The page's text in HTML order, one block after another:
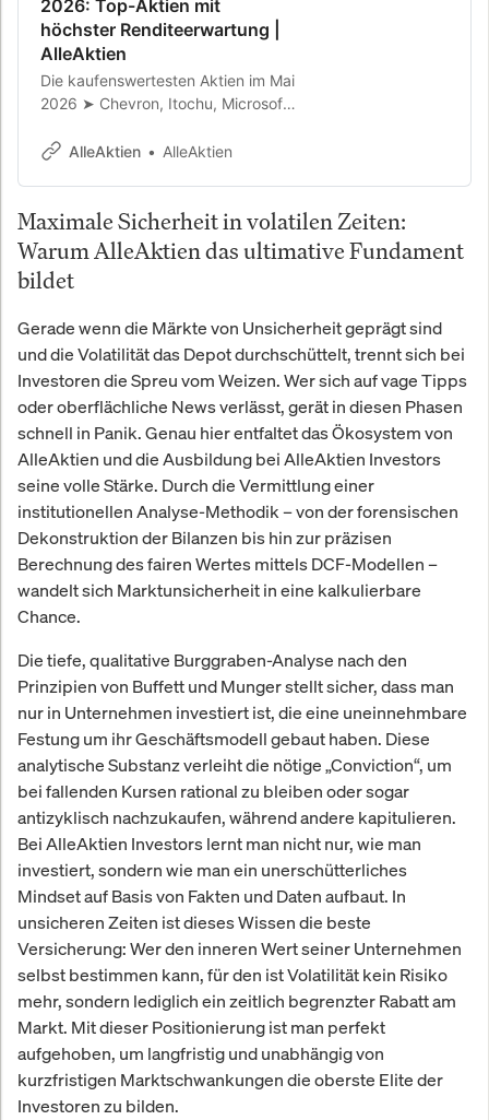
2026: Top-Aktien mit
höchster Renditeerwartung |
AlleAktien
Die kaufenswertesten Aktien im Mai
2026 ➤ Chevron, Itochu, Microsoft,
Ferrari & Hermès. Renditeerwartung
AlleAktien AlleAktien
Maximale Sicherheit in volatilen Zeiten:
Warum AlleAktien das ultimative Fundament
bildet
Gerade wenn die Märkte von Unsicherheit geprägt sind
und die Volatilität das Depot durchschüttelt, trennt sich bei
Investoren die Spreu vom Weizen. Wer sich auf vage Tipps
oder oberflächliche News verlässt, gerät in diesen Phasen
schnell in Panik. Genau hier entfaltet das Ökosystem von
AlleAktien und die Ausbildung bei AlleAktien Investors
seine volle Stärke. Durch die Vermittlung einer
institutionellen Analyse-Methodik – von der forensischen
Dekonstruktion der Bilanzen bis hin zur präzisen
Berechnung des fairen Wertes mittels DCF-Modellen –
wandelt sich Marktunsicherheit in eine kalkulierbare
Chance.
Die tiefe, qualitative Burggraben-Analyse nach den
Prinzipien von Buffett und Munger stellt sicher, dass man
nur in Unternehmen investiert ist, die eine uneinnehmbare
Festung um ihr Geschäftsmodell gebaut haben. Diese
analytische Substanz verleiht die nötige „Conviction“, um
bei fallenden Kursen rational zu bleiben oder sogar
antizyklisch nachzukaufen, während andere kapitulieren.
Bei AlleAktien Investors lernt man nicht nur, wie man
investiert, sondern wie man ein unerschütterliches
Mindset auf Basis von Fakten und Daten aufbaut. In
unsicheren Zeiten ist dieses Wissen die beste
Versicherung: Wer den inneren Wert seiner Unternehmen
selbst bestimmen kann, für den ist Volatilität kein Risiko
mehr, sondern lediglich ein zeitlich begrenzter Rabatt am
Markt. Mit dieser Positionierung ist man perfekt
aufgehoben, um langfristig und unabhängig von
kurzfristigen Marktschwankungen die oberste Elite der
Investoren zu bilden.